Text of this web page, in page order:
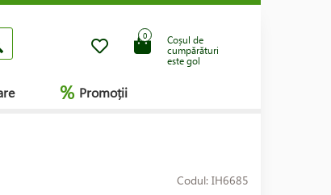
Coșul de
cumpărături
este gol
0
% Promoții
Codul: IH6685